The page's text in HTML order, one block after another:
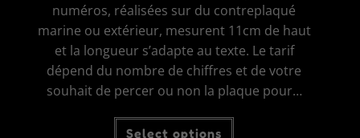
numéros, réalisées sur du contreplaqué
marine ou extérieur, mesurent 11cm de haut
et la longueur s’adapte au texte. Le tarif
dépend du nombre de chiffres et de votre
souhait de percer ou non la plaque pour…
Select options
Ce